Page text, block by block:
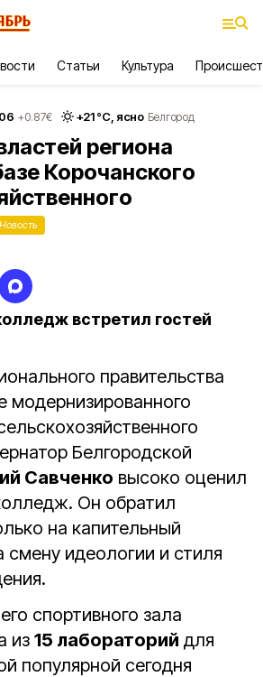
Статьи Культура
+0.87€ +21°С, ясно Белгород
региона
Корочанского
Новость
встретил гостей
правительства
модернизированного
Белгородской
Савченко высоко оценил
Он обратил
на капительный
смену идеологии и стиля
спортивного зала
из 15 лабораторий для
популярной сегодня